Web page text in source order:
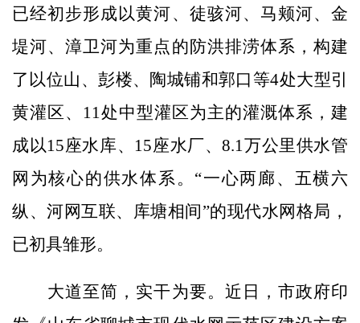
已经初步形成以黄河、徒骇河、马颊河、金
堤河、漳卫河为重点的防洪排涝体系，构建
了以位山、彭楼、陶城铺和郭口等4处大型引
黄灌区、11处中型灌区为主的灌溉体系，建
成以15座水库、15座水厂、8.1万公里供水管
网为核心的供水体系。“一心两廊、五横六
纵、河网互联、库塘相间”的现代水网格局，
已初具雏形。
大道至简，实干为要。近日，市政府印